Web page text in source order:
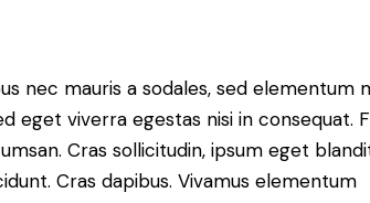
nec mauris a sodales, sed elementum
eget viverra egestas nisi in consequat.
Cras sollicitudin, ipsum eget
Cras dapibus. Vivamus elementum